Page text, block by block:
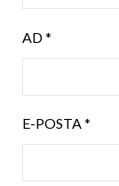
AD*
E-POSTA*